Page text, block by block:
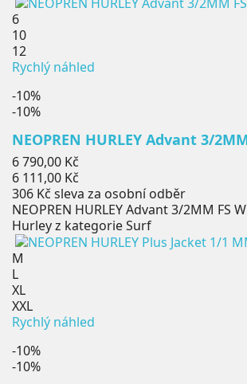
6
10
12
Rychlý náhled
-10%
-10%
NEOPREN HURLEY Advant 3/
Běžná
cena
6 790,00 Kč
Cena
6 111,00 Kč
306 Kč sleva za osobní odběr
NEOPREN HURLEY Advant 3/2MM FS
Hurley z kategorie Surf
M
L
XL
XXL
Rychlý náhled
-10%
-10%